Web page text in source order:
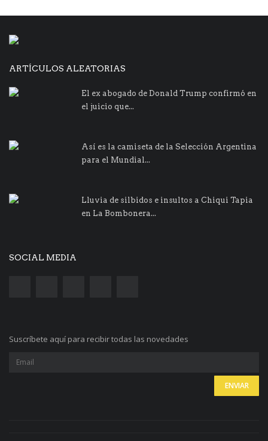
ARTÍCULOS ALEATORIAS
El ex abogado de Donald Trump confirmó en
el juicio que...
Así es la camiseta de la Selección Argentina
para el Mundial...
Lluvia de silbidos e insultos a Chiqui Tapia
en La Bombonera...
SOCIAL MEDIA
Suscríbete aquí para recibir todas las novedades